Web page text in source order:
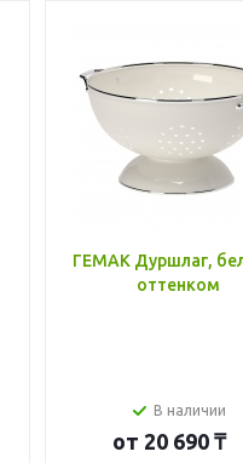
ГЕМАК Дуршлаг,
оттенком
В наличии
от 20 690 ₸